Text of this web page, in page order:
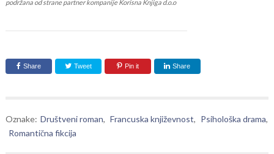
podržana od strane partner kompanije Korisna Knjiga d.o.o
Share Tweet Pin it Share
Oznake: Društveni roman, Francuska književnost, Psihološka drama,
Romantična fikcija